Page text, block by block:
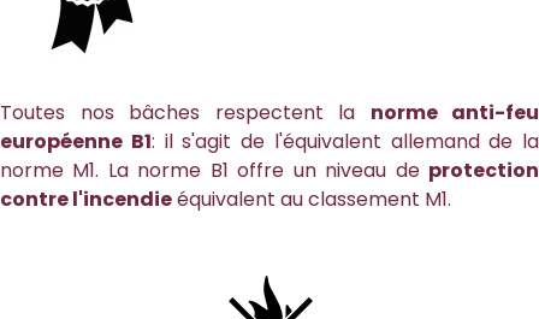
Toutes nos bâches respectent la norme anti-feu
européenne B1: il s'agit de l'équivalent allemand de la
norme M1. La norme B1 offre un niveau de protection
contre l'incendieéquivalent au classement M1.